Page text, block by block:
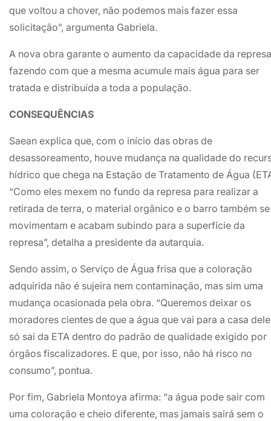
que voltou a chover, não podemos mais fazer essa
solicitação”, argumenta Gabriela.
A nova obra garante o aumento da capacidade da
fazendo com que a mesma acumule mais água para ser
tratada e distribuída a toda a população.
CONSEQUÊNCIAS
Saean explica que, com o início das obras de
desassoreamento, houve mudança na qualidade do
hídrico que chega na Estação de Tratamento de Água
“Como eles mexem no fundo da represa para realizar a
retirada de terra, o material orgânico e o barro também se
movimentam e acabam subindo para a superfície da
represa”, detalha a presidente da autarquia.
Sendo assim, o Serviço de Água frisa que a coloração
adquirida não é sujeira nem contaminação, mas sim uma
mudança ocasionada pela obra. “Queremos deixar os
moradores cientes de que a água que vai para a casa
só sai da ETA dentro do padrão de qualidade exigido por
órgãos fiscalizadores. E que, por isso, não há risco no
consumo”, pontua.
Por fim, Gabriela Montoya afirma: “a água pode sair com
uma coloração e cheio diferente, mas jamais sairá sem o